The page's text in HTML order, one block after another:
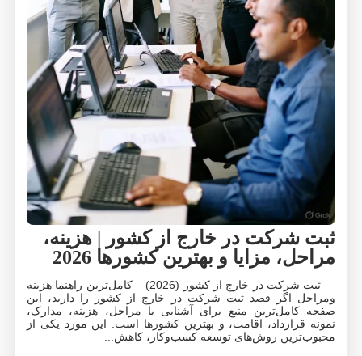
شرکت در خارج از کشور | هزینه،
مزایا و بهترین کشورها 2026
ثبت شرکت در خارج از کشور (2026) – کامل‌ترین راهنما هزینه
اگر قصد ثبت شرکت در خارج از کشور را دارید، این
کامل‌ترین منبع برای آشنایی با مراحل، هزینه، مدارک،
قرارداد، اقامت، و بهترین کشورها است. این مورد یکی از
روش‌های توسعه کسب‌وکار، کاهش...